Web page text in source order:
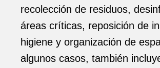
recolección de residuos,
áreas críticas, reposición de
higiene y organización de
algunos casos, también